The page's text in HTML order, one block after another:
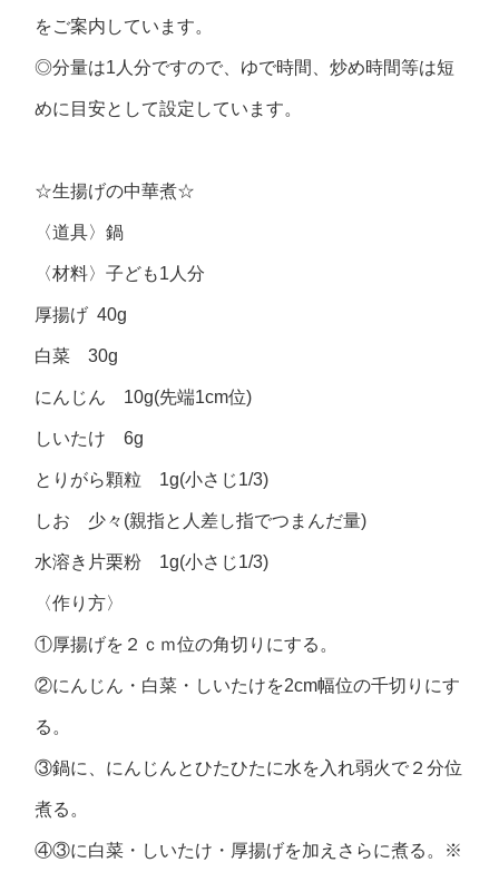
をご案内しています。
◎分量は1人分ですので、ゆで時間、炒め時間等は短
めに目安として設定しています。
☆生揚げの中華煮☆
〈道具〉鍋
〈材料〉子ども1人分
厚揚げ 40g
白菜 30g
にんじん 10g(先端1cm位)
しいたけ 6g
とりがら顆粒 1g(小さじ1/3)
しお 少々(親指と人差し指でつまんだ量)
水溶き片栗粉 1g(小さじ1/3)
〈作り方〉
①厚揚げを２ｃｍ位の角切りにする。
②にんじん・白菜・しいたけを2cm幅位の千切りにす
る。
③鍋に、にんじんとひたひたに水を入れ弱火で２分位
煮る。
④③に白菜・しいたけ・厚揚げを加えさらに煮る。※